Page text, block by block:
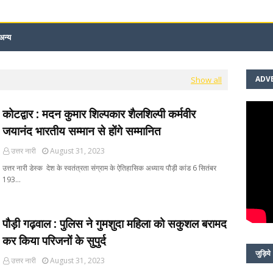
Show all
कोटद्वार : मदन कुमार शिल्पकार शैलशिल्पी कर्मवीर
जयानंद भारतीय सम्मान से होंगे सम्मानित
उत्तर नारी
August 31, 2023
उत्तर नारी डेस्क देश के स्वतंत्रता संग्राम के ऐतिहासिक अध्याय पौड़ी कांड 6 सितंबर
193…
पौड़ी गढ़वाल : पुलिस ने गुमशुदा महिला को सकुशल बरामद
कर किया परिजनों के सुपुर्द
उत्तर नारी
August 31, 2023
जुड़िये